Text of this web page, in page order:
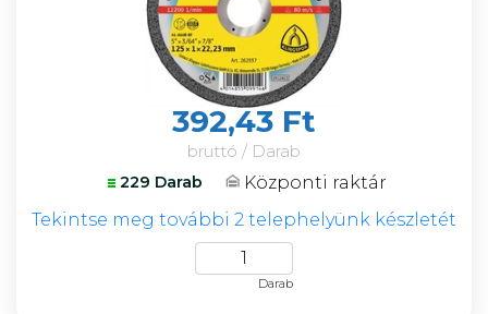
392,43 Ft
bruttó / Darab
229 Darab
Központi raktár
Tekintse meg további 2 telephelyünk készletét
Darab